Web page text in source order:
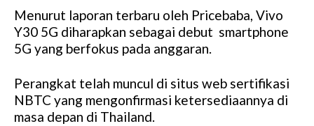
Menurut laporan terbaru oleh Pricebaba, Vivo
Y30 5G diharapkan sebagai debut smartphone
5G yang berfokus pada anggaran.
Perangkat telah muncul di situs web sertifikasi
NBTC yang mengonfirmasi ketersediaannya di
masa depan di Thailand.